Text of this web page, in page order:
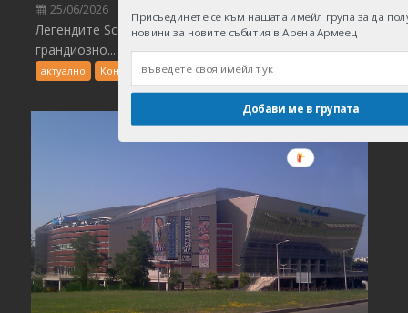
25/06/2026
Легендите Scorpions се завръщат у нас с
грандиозно...
актуално Концерти Новини
Присъединете се към нашата имейл група за да
новини за новите събития в Арена Армеец
Добави ме в групата